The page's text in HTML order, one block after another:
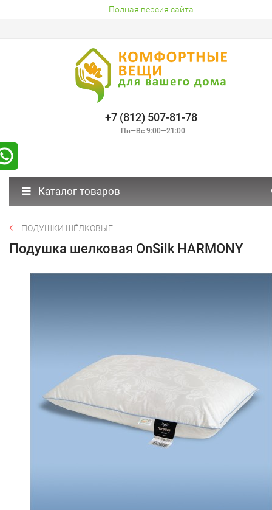
Полная версия сайта
+7 (812) 507-81-78
Пн—Вс 9:00—21:00
Каталог товаров
ПОДУШКИ ШЁЛКОВЫЕ
Подушка шелковая OnSilk HARMONY